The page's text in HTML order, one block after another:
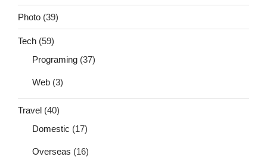
Photo (39)
Tech (59)
Programing (37)
Web (3)
Travel (40)
Domestic (17)
Overseas (16)